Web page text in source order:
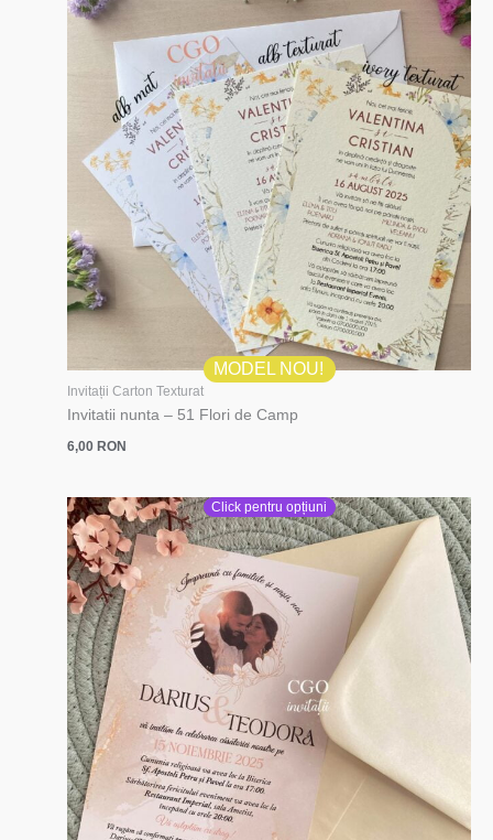
MODEL NOU!
Invitații Carton Texturat
Invitatii nunta – 51 Flori de Camp
6,00 RON
Click pentru opțiuni